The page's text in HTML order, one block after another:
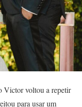
Victor voltou a repetir
para usar um